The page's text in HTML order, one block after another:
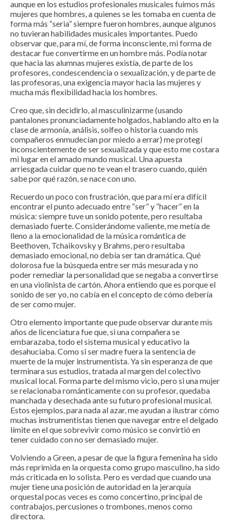
aunque en los estudios profesionales musicales fuimos más
mujeres que hombres, a quienes se les tomaba en cuenta de
forma más “seria” siempre fueron hombres, aunque algunos
no tuvieran habilidades musicales importantes. Puedo
observar que, para mí, de forma inconsciente, mi forma de
destacar fue convertirme en un hombre más. Podía notar
que hacia las alumnas mujeres existía, de parte de los
profesores, condescendencia o sexualización, y de parte de
las profesoras, una exigencia mayor hacia las mujeres y
mucha más flexibilidad hacia los hombres.
Creo que, sin decidirlo, al masculinizarme (usando
pantalones pronunciadamente holgados, hablando alto en la
clase de armonía, análisis, solfeo o historia cuando mis
compañeros enmudecían por miedo a errar) me protegí
inconscientemente de ser sexualizada y que esto me costara
mi lugar en el amado mundo musical. Una apuesta
arriesgada cuidar que no te vean el trasero cuando, quién
sabe por qué razón, se nace con uno.
Recuerdo un poco con frustración, que para mí era difícil
encontrar el punto adecuado entre “ser” y “hacer” en la
música: siempre tuve un sonido potente, pero resultaba
demasiado fuerte. Considerándome valiente, me metía de
lleno a la emocionalidad de la música romántica de
Beethoven, Tchaikovsky y Brahms, pero resultaba
demasiado emocional, no debía ser tan dramática. Qué
dolorosa fue la búsqueda entre ser más mesurada y no
poder remediar la personalidad que se negaba a convertirse
en una violinista de cartón. Ahora entiendo que es porque el
sonido de ser yo, no cabía en el concepto de cómo debería
de ser como mujer.
Otro elemento importante que pude observar durante mis
años de licenciatura fue que, si una compañera se
embarazaba, todo el sistema musical y educativo la
desahuciaba. Como si ser madre fuera la sentencia de
muerte de la mujer instrumentista. Ya sin esperanza de que
terminara sus estudios, tratada al margen del colectivo
musical local. Forma parte del mismo vicio, pero si una mujer
se relacionaba románticamente con su profesor, quedaba
manchada y desechada ante su futuro profesional musical.
Estos ejemplos, para nada al azar, me ayudan a ilustrar cómo
muchas instrumentistas tienen que navegar entre el delgado
límite en el que sobrevivir como músico se convirtió en
tener cuidado con no ser demasiado mujer.
Volviendo a Green, a pesar de que la figura femenina ha sido
más reprimida en la orquesta como grupo masculino, ha sido
más criticada en lo solista. Pero es verdad que cuando una
mujer tiene una posición de autoridad en la jerarquía
orquestal pocas veces es como concertino, principal de
contrabajos, percusiones o trombones, menos como
directora.